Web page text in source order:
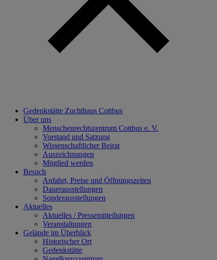
Gedenkstätte Zuchthaus Cottbus
Über uns
Menschenrechtszentrum Cottbus e. V.
Vorstand und Satzung
Wissenschaftlicher Beirat
Auszeichnungen
Mitglied werden
Besuch
Anfahrt, Preise und Öffnungszeiten
Dauerausstellungen
Sonderausstellungen
Aktuelles
Aktuelles / Pressemitteilungen
Veranstaltungen
Gelände im Überblick
Historischer Ort
Gedenkstätte